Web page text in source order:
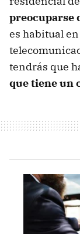
preocuparse
es habitual
tendrás que
que tiene un